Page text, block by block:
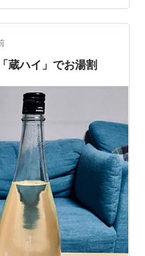
飲み方で楽しめます
でさつまいもの甘みと
トレートで焼酎の本来
…蔵ハイ」でお湯割